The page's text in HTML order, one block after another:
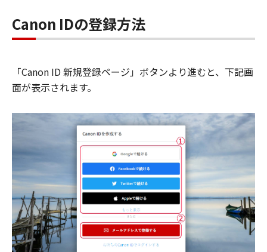
Canon IDの登録方法
「Canon ID 新規登録ページ」ボタンより進むと、下記画
面が表示されます。